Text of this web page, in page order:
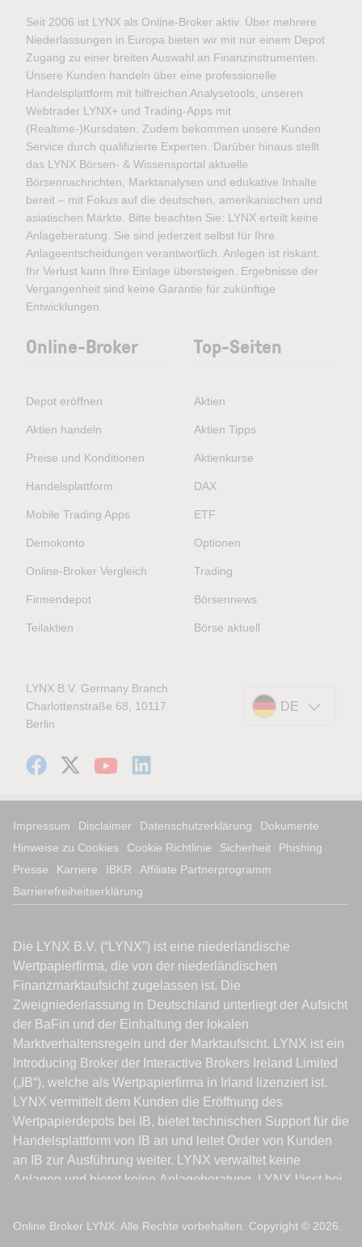
Seit 2006 ist LYNX als Online-Broker aktiv. Über mehrere
Niederlassungen in Europa bieten wir mit nur einem Depot
Zugang zu einer breiten Auswahl an Finanzinstrumenten.
Unsere Kunden handeln über eine professionelle
Handelsplattform mit hilfreichen Analysetools, unseren
Webtrader LYNX+ und Trading-Apps mit
(Realtime-)Kursdaten. Zudem bekommen unsere Kunden
Service durch qualifizierte Experten. Darüber hinaus stellt
das LYNX Börsen- & Wissensportal aktuelle
Börsennachrichten, Marktanalysen und edukative Inhalte
bereit – mit Fokus auf die deutschen, amerikanischen und
asiatischen Märkte. Bitte beachten Sie: LYNX erteilt keine
Anlageberatung. Sie sind jederzeit selbst für Ihre
Anlageentscheidungen verantwortlich. Anlegen ist riskant.
Ihr Verlust kann Ihre Einlage übersteigen. Ergebnisse der
Vergangenheit sind keine Garantie für zukünftige
Entwicklungen.
Online-Broker
Depot eröffnen
Aktien handeln
Preise und Konditionen
Handelsplattform
Mobile Trading Apps
Demokonto
Online-Broker Vergleich
Firmendepot
Teilaktien
Top-Seiten
Aktien
Aktien Tipps
Aktienkurse
DAX
ETF
Optionen
Trading
Börsennews
Börse aktuell
LYNX B.V. Germany Branch
Charlottenstraße 68, 10117
Berlin
DE
Impressum Disclaimer Datenschutzerklärung
Dokumente
Hinweise zu Cookies
Cookie Richtlinie Sicherheit
Phishing
Presse
Karriere IBKR
Affiliate Partnerprogramm
Barrierefreiheitserklärung
Online Broker LYNX. Alle Rechte vorbehalten. Copyright © 2026.